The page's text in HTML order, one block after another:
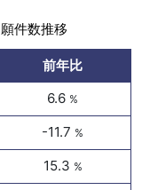
件数推移
前年比
6.6 %
-11.7 %
15.3 %